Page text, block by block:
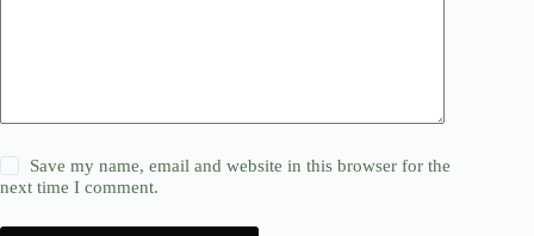
Save my name, email and website in this browser for the
next time I comment.